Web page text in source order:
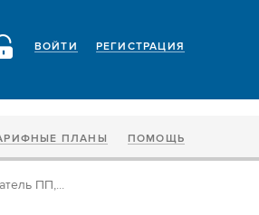
РЕГИСТРАЦИЯ
ВОЙТИ
ПЛАНЫ ПОМОЩЬ
ПП,...